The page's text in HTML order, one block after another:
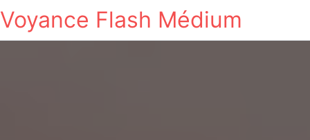
Voyance Flash Médium